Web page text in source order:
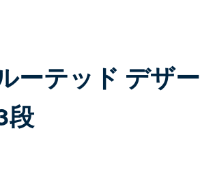
ーテッド デザー
段